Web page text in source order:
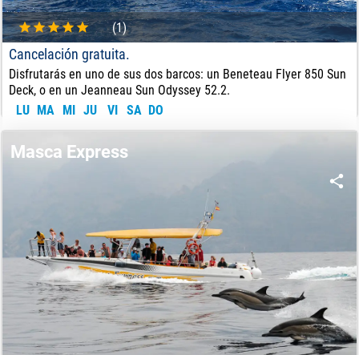
(1)
Cancelación gratuita.
Disfrutarás en uno de sus dos barcos: un Beneteau Flyer 850 Sun
Deck, o en un Jeanneau Sun Odyssey 52.2.
LU MA MI JU VI SA DO
Masca Express